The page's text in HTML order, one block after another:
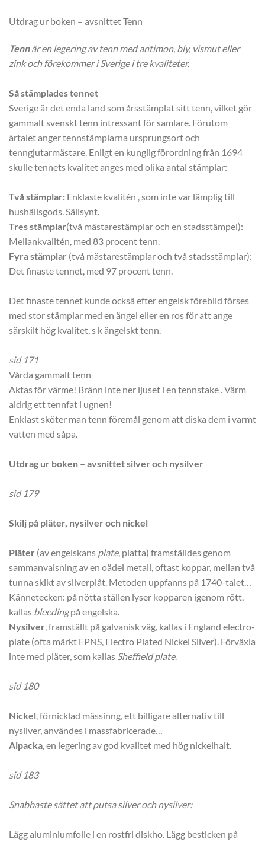
Utdrag ur boken – avsnittet Tenn
Tennär en legering av tenn med antimon, bly, vismut eller
zink och förekommer i Sverige i tre kvaliteter.
Så stämplades tennet
Sverige är det enda land som årsstämplat sitt tenn, vilket gör
gammalt svenskt tenn intressant för samlare. Förutom
årtalet anger tennstämplarna ursprungsort och
tenngjutarmästare. Enligt en kunglig förordning från 1694
skulle tennets kvalitet anges med olika antal stämplar:
Två stämplar: Enklaste kvalitén , som inte var lämplig till
hushållsgods. Sällsynt.
Tres stämplar(två mästarestämplar och en stadsstämpel):
Mellankvalitén, med 83 procent tenn.
Fyra stämplar (två mästarestämplar och två stadsstämplar):
Det finaste tennet, med 97 procent tenn.
Det finaste tennet kunde också efter engelsk förebild förses
med stor stämplar med en ängel eller en ros för att ange
särskilt hög kvalitet, s k ängelskt tenn.
sid 171
Vårda gammalt tenn
Aktas för värme! Bränn inte ner ljuset i en tennstake . Värm
aldrig ett tennfat i ugnen!
Enklast sköter man tenn föremål genom att diska dem i varmt
vatten med såpa.
Utdrag ur boken – avsnittet silver och nysilver
sid 179
Skilj på pläter, nysilver och nickel
Pläter (av engelskans plate, platta) framställdes genom
sammanvalsning av en oädel metall, oftast koppar, mellan två
tunna skikt av silverplåt. Metoden uppfanns på 1740-talet…
Kännetecken: på nötta ställen lyser kopparen igenom rött,
kallas bleedingpå engelska.
Nysilver , framställt på galvanisk väg, kallas i England electro-
plate (ofta märkt EPNS, Electro Plated Nickel Silver). Förväxla
inte med pläter, som kallas Sheffield plate.
sid 180
Nickel , förnicklad mässinng, ett billigare alternativ till
nysilver, användes i massfabricerade…
Alpacka , en legering av god kvalitet med hög nickelhalt.
sid 183
Snabbaste sättet att putsa silver och nysilver:
Lägg aluminiumfolie i en rostfri diskho. Lägg besticken på